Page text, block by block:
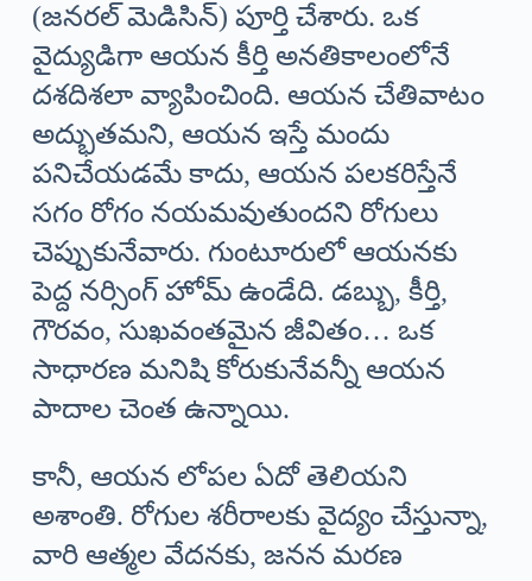
(జనరల్ మెడిసిన్) పూర్తి చేశారు. ఒక
వైద్యుడిగా ఆయన కీర్తి అనతికాలంలోనే
దశదిశలా వ్యాపించింది. ఆయన చేతివాటం
అద్భుతమని, ఆయన ఇస్తే మందు
పనిచేయడమే కాదు, ఆయన పలకరిస్తేనే
సగం రోగం నయమవుతుందని రోగులు
చెప్పుకునేవారు. గుంటూరులో ఆయనకు
పెద్ద నర్సింగ్ హోమ్ ఉండేది. డబ్బు, కీర్తి,
గౌరవం, సుఖవంతమైన జీవితం… ఒక
సాధారణ మనిషి కోరుకునేవన్నీ ఆయన
పాదాల చెంత ఉన్నాయి.
కానీ, ఆయన లోపల ఏదో తెలియని
అశాంతి. రోగుల శరీరాలకు వైద్యం చేస్తున్నా,
వారి ఆత్మల వేదనకు, జనన మరణ